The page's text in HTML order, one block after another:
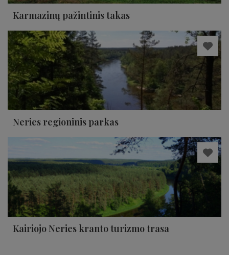
Karmazinų pažintinis takas
Neries regioninis parkas
Kairiojo Neries kranto turizmo trasa